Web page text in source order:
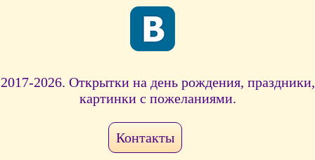
2017-2026. Открытки на день рождения, праздники,
картинки с пожеланиями.
Контакты